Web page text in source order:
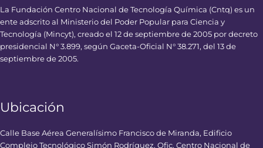
La Fundación Centro Nacional de Tecnología Química (Cntq) es un
ente adscrito al Ministerio del Poder Popular para Ciencia y
Tecnología (Mincyt), creado el 12 de septiembre de 2005 por decreto
presidencial N° 3.899, según Gaceta-Oficial N° 38.271, del 13 de
septiembre de 2005.
Ubicación
Calle Base Aérea Generalísimo Francisco de Miranda, Edificio
Complejo Tecnológico Simón Rodríguez, Ofic. Centro Nacional de